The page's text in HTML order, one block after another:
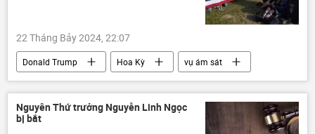
22 Tháng Bảy 2024, 22:07
Donald Trump Hoa Kỳ
vụ ám sát
Thế giới
Nguyên Thứ trưởng Nguyễn Linh Ngọc
bị bắt